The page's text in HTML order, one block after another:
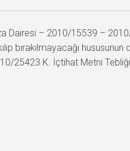
Dairesi – 2010/15539 –
bırakılmayacağı
K. İçtihat Metni